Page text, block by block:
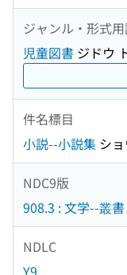
ジャンル・形式
児童図書 ジドウ
件名標目
小説--小説集 シ
NDC9版
908.3 : 文学--叢
NDLC
Y9